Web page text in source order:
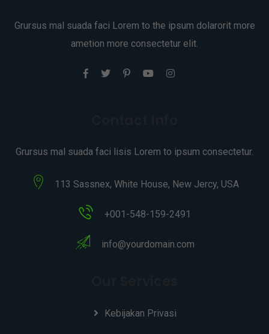
Grursus mal suada faci Lorem to the ipsum dolarorit more
ametion more consectetur elit.
Grursus mal suada faci lisis Lorem to ipsum consectetur.
113 Sassnex, White House, New Jercy, USA
+001-548-159-2491
info@yourdomain.com
Kebijakan Privasi